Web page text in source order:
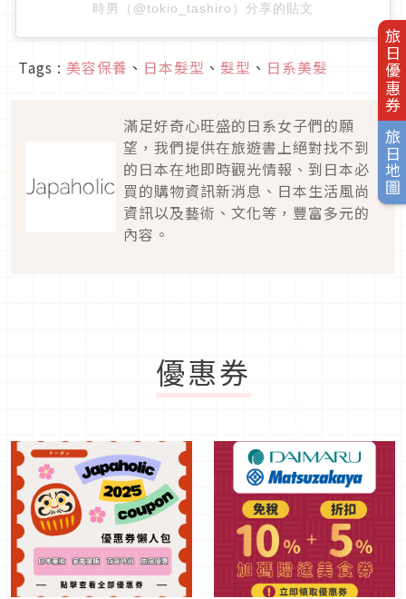
旅日優惠券
旅日地圖
時男（@tokio_tashiro）分享的貼文
Tags : 美容保養 、 日本髮型 、 髮型 、 日系美髮
滿足好奇心旺盛的日系女子們的願
望，我們提供在旅遊書上絕對找不到
的日本在地即時觀光情報、到日本必
買的購物資訊新消息、日本生活風尚
資訊以及藝術、文化等，豐富多元的
內容。
優惠券